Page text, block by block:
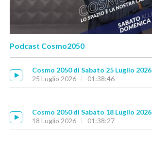
Podcast Cosmo2050
Cosmo 2050 di Sabato 25 Luglio 2026
25 Luglio 2026
01:38:46
Cosmo 2050 di Sabato 18 Luglio 2026
18 Luglio 2026
01:38:27